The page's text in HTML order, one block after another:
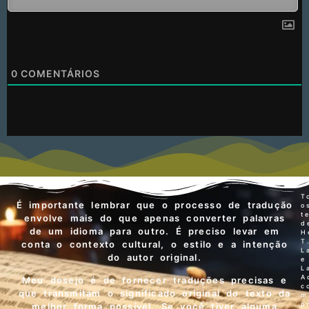
0 COMENTÁRIOS
É importante lembrar que o processo de tradução
envolve mais do que apenas converter palavras
de um idioma para outro. É preciso levar em
conta o contexto cultural, o estilo e a intenção
do autor original.
Meu desejo é de fornecer traduções precisas e
que transmitam o significado original do texto da
melhor forma possível. Se você tiver alguma
e